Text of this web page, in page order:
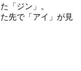
「ジン」。
先で「アイ」が見